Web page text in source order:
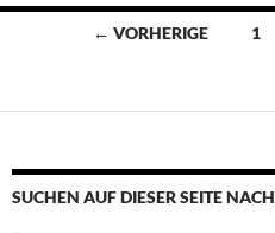
Beitragsnavigation
← VORHERIGE 1
SUCHEN AUF DIESER SEITE